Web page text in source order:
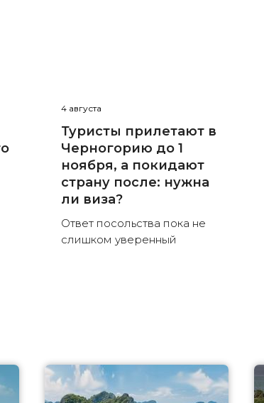
4 августа
Туристы прилетают в
Черногорию до 1
ноября, а покидают
страну после: нужна
ли виза?
Ответ посольства пока не
слишком уверенный